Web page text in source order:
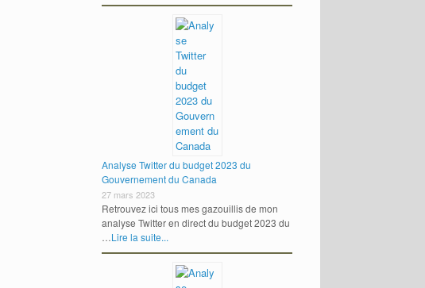
Analyse Twitter du budget 2023 du
Gouvernement du Canada
27 mars 2023
Retrouvez ici tous mes gazouillis de mon
analyse Twitter en direct du budget 2023 du
…Lire la suite...